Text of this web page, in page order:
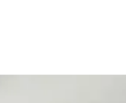
geeignet. Perfekter Ausgleich
Silent